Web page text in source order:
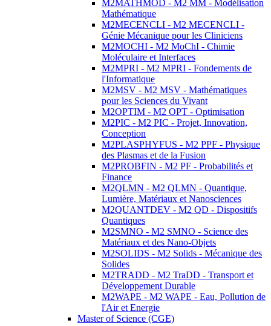
M2MATHMOD - M2 MM - Modélisation
Mathématique
M2MECENCLI - M2 MECENCLI -
Génie Mécanique pour les Cliniciens
M2MOCHI - M2 MoChI - Chimie
Moléculaire et Interfaces
M2MPRI - M2 MPRI - Fondements de
l'Informatique
M2MSV - M2 MSV - Mathématiques
pour les Sciences du Vivant
M2OPTIM - M2 OPT - Optimisation
M2PIC - M2 PIC - Projet, Innovation,
Conception
M2PLASPHYFUS - M2 PPF - Physique
des Plasmas et de la Fusion
M2PROBFIN - M2 PF - Probabilités et
Finance
M2QLMN - M2 QLMN - Quantique,
Lumière, Matériaux et Nanosciences
M2QUANTDEV - M2 QD - Dispositifs
Quantiques
M2SMNO - M2 SMNO - Science des
Matériaux et des Nano-Objets
M2SOLIDS - M2 Solids - Mécanique des
Solides
M2TRADD - M2 TraDD - Transport et
Développement Durable
M2WAPE - M2 WAPE - Eau, Pollution de
l'Air et Energie
Master of Science (CGE)